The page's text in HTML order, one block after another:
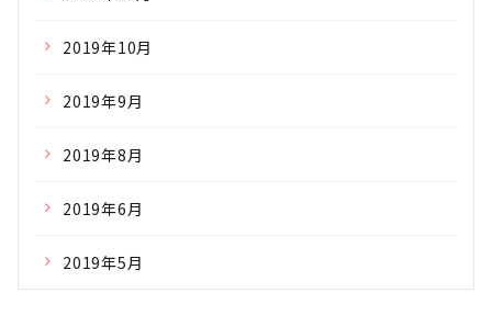
2019年10月
2019年9月
2019年8月
2019年6月
2019年5月